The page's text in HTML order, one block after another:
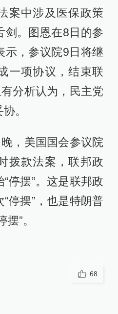
案中涉及医保政策
剑。图恩在8日的参
示，参议院9日将继
一项协议，结束联
分析认为，民主党
。
，美国国会参议院
拨款法案，联邦政
停摆”。这是联邦政
停摆”，也是特朗普
”。
68